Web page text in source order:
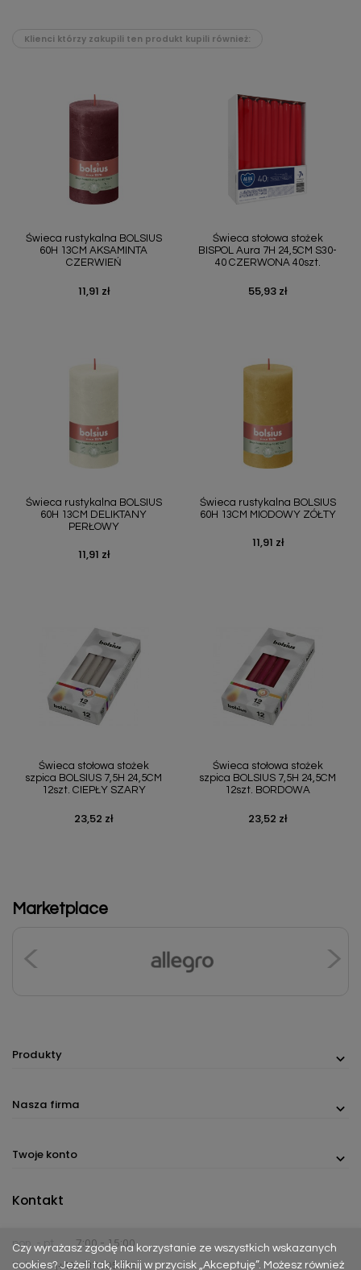
Klienci którzy zakupili ten produkt kupili również:
Świeca rustykalna BOLSIUS
60H 13CM AKSAMINTA
CZERWIEŃ
Cena
11,91 zł
Świeca stołowa stożek
BISPOL Aura 7H 24,5CM S30-
40 CZERWONA 40szt.
Cena
55,93 zł
Świeca rustykalna BOLSIUS
60H 13CM DELIKTANY
PERŁOWY
Cena
11,91 zł
Świeca rustykalna BOLSIUS
60H 13CM MIODOWY ZÓŁTY
Cena
11,91 zł
Świeca stołowa stożek
szpica BOLSIUS 7,5H 24,5CM
12szt. CIEPŁY SZARY
Cena
23,52 zł
Świeca stołowa stożek
szpica BOLSIUS 7,5H 24,5CM
12szt. BORDOWA
Cena
23,52 zł
Marketplace
Produkty
Nasza firma
Twoje konto
Czy wyrażasz zgodę na korzystanie ze wszystkich wskazanych
cookies? Jeżeli tak, kliknij w przycisk „Akceptuję”. Możesz również
Kontakt
pon. - pt.
7:00 - 15:00
Telefon:(+48) 737 305 306